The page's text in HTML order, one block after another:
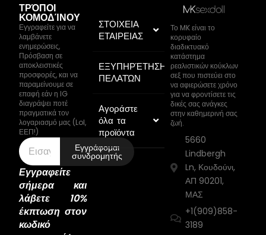
ΤΡΌΠΟΙ
ΚΟΜΟΔΊΝΟΥ
Εγγραφείτε για να
λαμβάνετε
ενημερώσεις,
Πρόσβαση σε
αποκλειστικές
προσφορές, και να
παραμείνουμε σε
επαφή εάν η IG
διαγράψει ποτέ
πραγματικά τον
λογαριασμό μας (Lol,
ΕΕΠ!)
Εγγράφομαι
συνδρομητής
Εγγραφείτε
σήμερα και
λάβετε 10%
έκπτωση στον
κωδικό
ΣΤΟΙΧΕΙΑ
ΕΤΑΙΡΕΙΑΣ
ΕΞΥΠΗΡΈΤΗΣΗ
ΠΕΛΑΤΏΝ
Αγοράστε
όλα τα
προϊόντα
Το MK είναι το
κορυφαίο
διαδικτυακό
κατάστημα
ρεαλιστικών κούκλων
σεξ που πιστεύει στο
να αφιερώσετε χρόνο
για να φροντίσετε τις
δικές σας ανάγκες
στην καθημερινή σας
ζωή.
5660
Lindbergh
Ln, Κουδούνι,
ΑΠ 90201,
ΜΑΣ
+1(909)858-
3189